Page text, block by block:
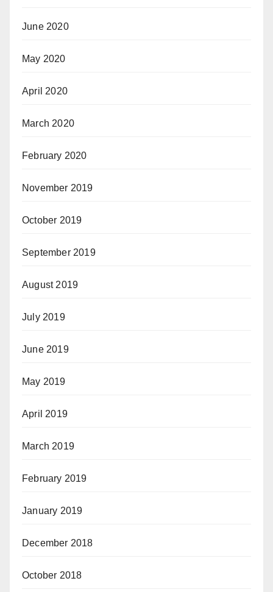
June 2020
May 2020
April 2020
March 2020
February 2020
November 2019
October 2019
September 2019
August 2019
July 2019
June 2019
May 2019
April 2019
March 2019
February 2019
January 2019
December 2018
October 2018